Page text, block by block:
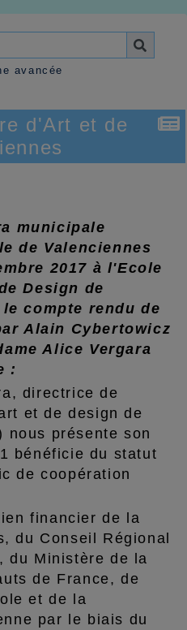
avancée
d'Art et de
municipale
de Valenciennes
2017 à l'Ecole
Design de
compte rendu de
Alain Cybertowicz
Alice Vergara
:
directrice de
et de design de
nous présente son
bénéficie du statut
de coopération
financier de la
du Conseil Régional
du Ministère de la
de France, de
et de la
par le biais du